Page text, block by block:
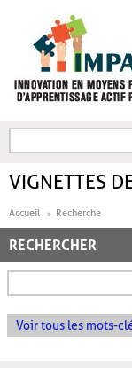
FORMULAIRE DE
VIGNETTES
Accueil Recherche
RECHERCHER
Voir tous les mots-